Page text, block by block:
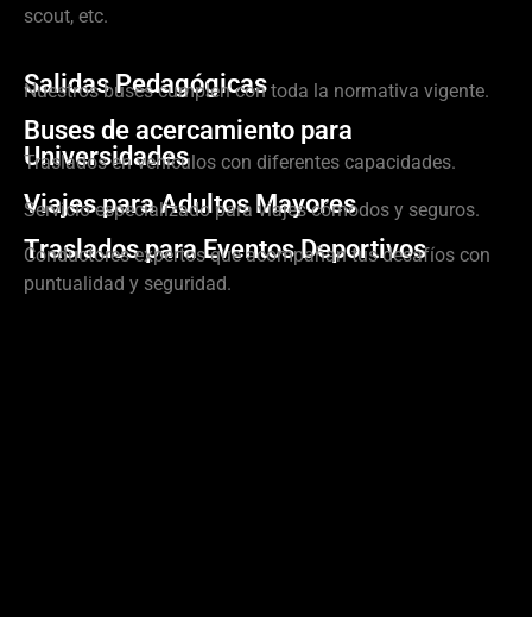
scout, etc.
Salidas Pedagógicas
Nuestros buses cumplen con toda la normativa vigente.
Buses de acercamiento para
Universidades
Traslados en vehículos con diferentes capacidades.
Viajes para Adultos Mayores
Servicio especializado para viajes cómodos y seguros.
Traslados para Eventos Deportivos
Conductores expertos que acompañan tus desafíos con
puntualidad y seguridad.